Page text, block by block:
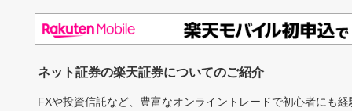
ネット証券の楽天証券についてのご紹介
FXや投資信託など、豊富なオンライントレードで初心者にも